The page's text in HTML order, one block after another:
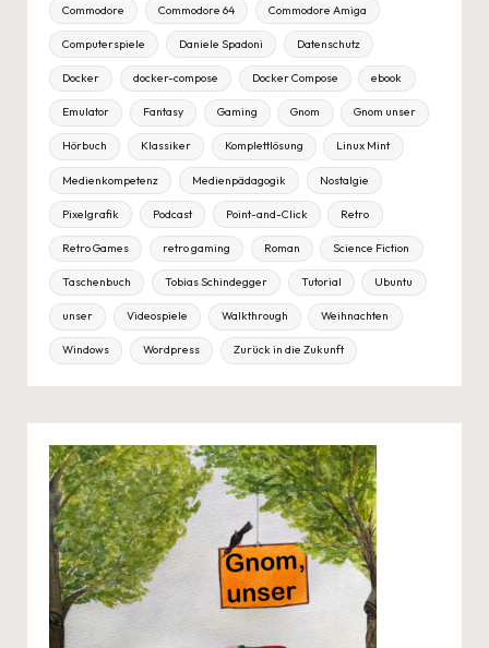
Commodore Commodore 64 Commodore Amiga
Computerspiele Daniele Spadoni Datenschutz
Docker docker-compose Docker Compose ebook
Emulator Fantasy Gaming Gnom Gnom unser
Hörbuch Klassiker Komplettlösung Linux Mint
Medienkompetenz Medienpädagogik Nostalgie
Pixelgrafik Podcast Point-and-Click Retro
Retro Games retro gaming Roman Science Fiction
Taschenbuch Tobias Schindegger Tutorial Ubuntu
unser Videospiele Walkthrough Weihnachten
Windows Wordpress Zurück in die Zukunft